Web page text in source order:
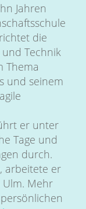
Jahren
die
Technik
Thema
und seinem
er unter
Tage und
durch.
arbeitete er
Ulm. Mehr